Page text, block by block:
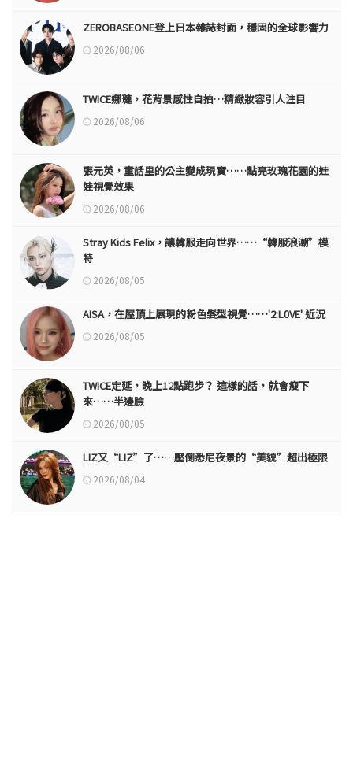
ZEROBASEONE登上日本雜誌封面，穩固的全球影響力
2026/08/06
TWICE娜璉，花背景感性自拍…精緻妝容引人注目
2026/08/06
張元英，童話里的公主變成現實……點亮玫瑰花園的娃
娃視覺效果
2026/08/06
Stray Kids Felix，讓韓服走向世界……“韓服浪潮”模
特
2026/08/05
AISA，在屋頂上展現的粉色髮型視覺……'2:L0VE' 近況
2026/08/05
TWICE定延，晚上12點跑步？ 這樣的話，就會瘦下
來……半邊臉
2026/08/05
LIZ又“LIZ”了……壓倒悉尼夜景的“美貌”超出極限
2026/08/04